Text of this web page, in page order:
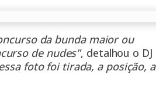
da bunda maior ou
de nudes", detalhou o DJ
foto foi tirada, a posição, a